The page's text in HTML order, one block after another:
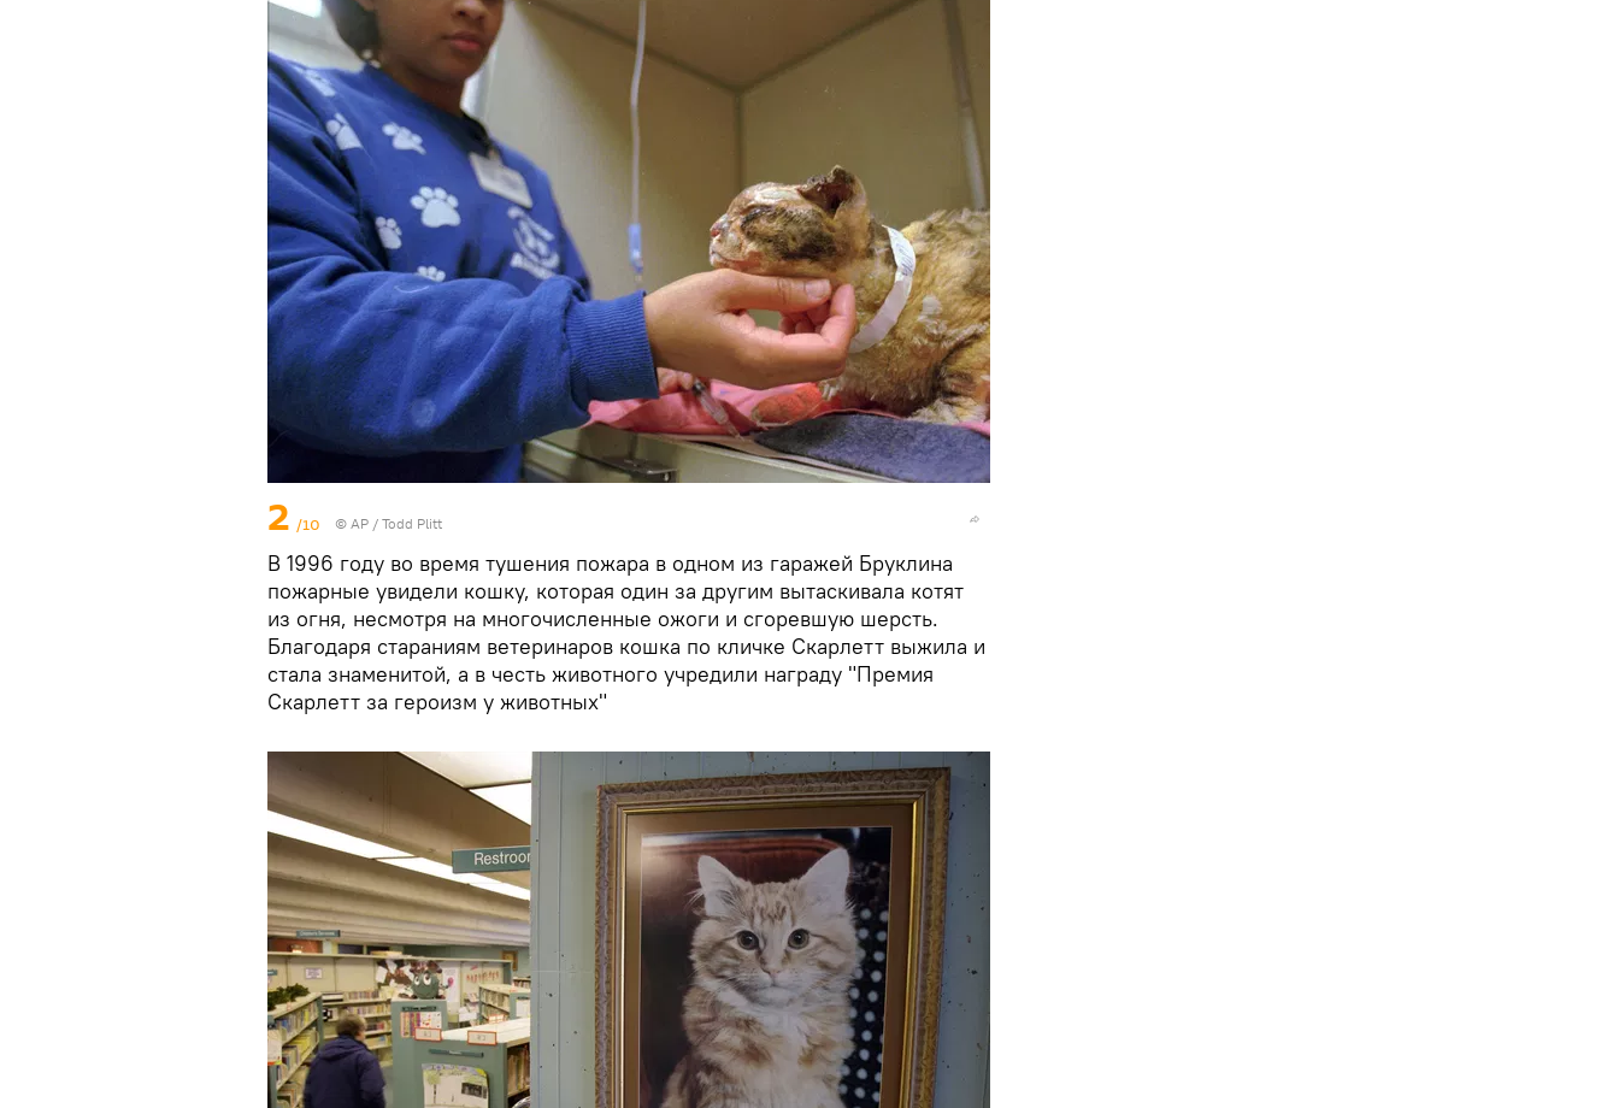
2 /10 © AP / Todd Plitt
В 1996 году во время тушения пожара в одном из гаражей Бруклина
пожарные увидели кошку, которая один за другим вытаскивала котят
из огня, несмотря на многочисленные ожоги и сгоревшую шерсть.
Благодаря стараниям ветеринаров кошка по кличке Скарлетт выжила и
стала знаменитой, а в честь животного учредили награду "Премия
Скарлетт за героизм у животных"